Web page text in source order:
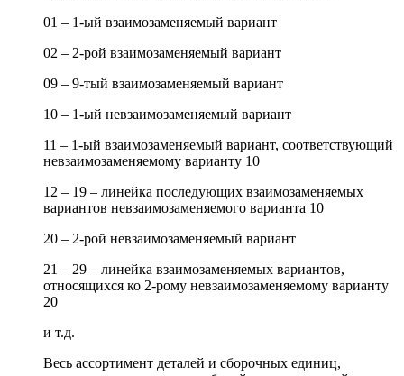
01 – 1-ый взаимозаменяемый вариант
02 – 2-рой взаимозаменяемый вариант
09 – 9-тый взаимозаменяемый вариант
10 – 1-ый невзаимозаменяемый вариант
11 – 1-ый взаимозаменяемый вариант, соответствующий
невзаимозаменяемому варианту 10
12 – 19 – линейка последующих взаимозаменяемых
вариантов невзаимозаменяемого варианта 10
20 – 2-рой невзаимозаменяемый вариант
21 – 29 – линейка взаимозаменяемых вариантов,
относящихся ко 2-рому невзаимозаменяемому варианту
20
и т.д.
Весь ассортимент деталей и сборочных единиц,